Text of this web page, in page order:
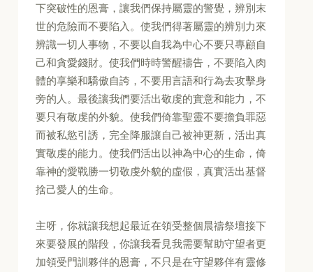
下突破性的恩膏，讓我們保持屬靈的警覺，辨別末
世的危險而不要陷入。使我們得著屬靈的辨別力來
辨識一切人事物，不要以自我為中心不要只專顧自
己和貪愛錢財。使我們時時警醒禱告，不要陷入肉
體的享樂和驕傲自誇，不要用言語和行為去攻擊身
旁的人。最後讓我們要活出敬虔的實意和能力，不
要只有敬虔的外貌。使我們倚靠聖靈不要擔負罪惡
而被私慾引誘，完全降服讓自己被神更新，活出真
實敬虔的能力。使我們活出以神為中心的生命，倚
靠神的愛戰勝一切敬虔外貌的虛假，真實活出基督
捨己愛人的生命。
主呀，你就讓我想起最近在領受整個晨禱祭壇接下
來要發展的階段，你讓我看見我需要幫助守望者更
加領受門訓夥伴的恩膏，不只是在守望夥伴有靈修